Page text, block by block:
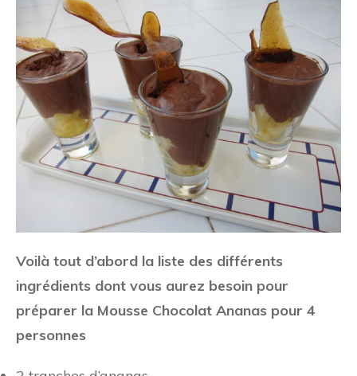
Voilà tout d’abord la liste des différents
ingrédients dont vous aurez besoin pour
préparer la Mousse Chocolat Ananas pour 4
personnes